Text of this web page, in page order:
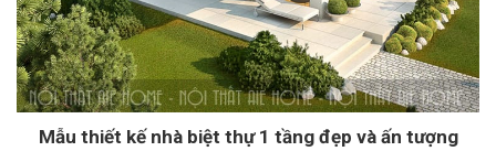
Mẫu thiết kế nhà biệt thự 1 tầng đẹp và ấn tượng